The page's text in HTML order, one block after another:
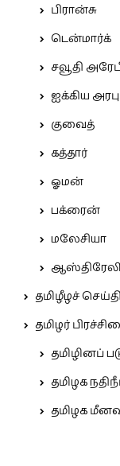
பிரான்சு
டென்மார்க்
சவூதி
ஐக்கிய
குவைத்
கத்தார்
ஓமன்
பக்ரைன்
மலேசியா
தமிழீழச்
தமிழர்
தமிழினப்
தமிழக
தமிழக